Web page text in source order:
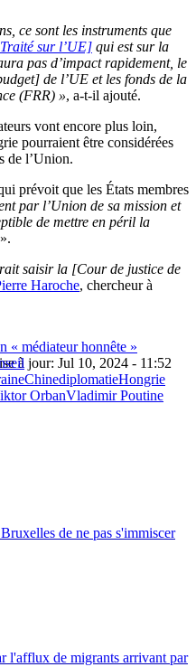
ce sont les instruments que
sur l’UE] qui est sur la
pas d’impact rapidement, le
de l’UE et les fonds de la
(FRR) », a-t-il ajouté.
vont encore plus loin,
pourraient être considérées
de l’Union.
prévoit que les États membres
par l’Union de sa mission et
de mettre en péril la
».
saisir la [Cour de justice de
Haroche, chercheur à
« médiateur honnête »
à jour: Jul 10, 2024 - 11:52
ChinediplomatieHongrie
OrbanVladimir Poutine
de ne pas s'immiscer
l'afflux de migrants arrivant par